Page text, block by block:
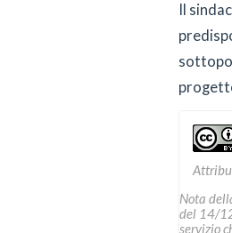
Il
Nota
del 14/
servizio